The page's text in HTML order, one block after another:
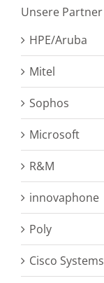
Unsere Partner
HPE/Aruba
Mitel
Sophos
Microsoft
R&M
innovaphone
Poly
Cisco Systems